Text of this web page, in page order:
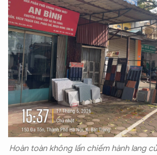
Hoàn toàn không lấn chiếm hành lang
An Ninh Thủ Đô nhé. Tôi sẵn sàng